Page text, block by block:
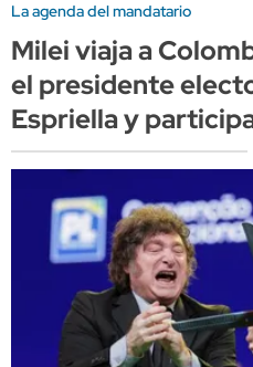
La agenda del mandatario
Milei viaja a
el presidente
Espriella y